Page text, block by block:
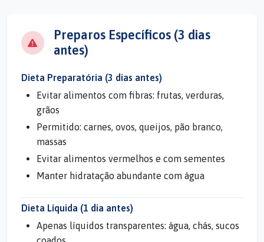
Preparos Específicos (3 dias
antes)
Dieta Preparatória (3 dias antes)
Evitar alimentos com fibras: frutas, verduras,
grãos
Permitido: carnes, ovos, queijos, pão branco,
massas
Evitar alimentos vermelhos e com sementes
Manter hidratação abundante com água
Dieta Líquida (1 dia antes)
Apenas líquidos transparentes: água, chás, sucos